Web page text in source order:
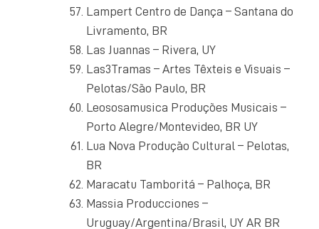
Lampert Centro de Dança – Santana do
Livramento, BR
Las Juannas – Rivera, UY
Las3Tramas – Artes Têxteis e Visuais –
Pelotas/São Paulo, BR
Leososamusica Produções Musicais –
Porto Alegre/Montevideo, BR UY
Lua Nova Produção Cultural – Pelotas,
BR
Maracatu Tamboritá – Palhoça, BR
Massia Producciones –
Uruguay/Argentina/Brasil, UY AR BR